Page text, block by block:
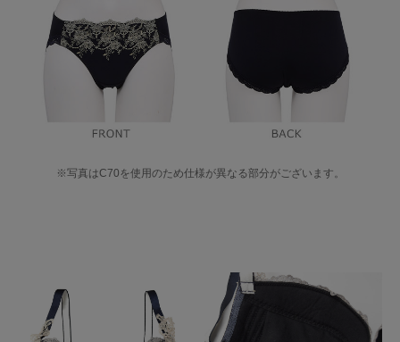
※写真はC70を使用のため仕様が異なる部分がございます。